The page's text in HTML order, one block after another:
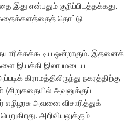
இது என்பதும் குறிப்பிடத்தக்கது.
கதைக்களத்தைத் தொட்டு
ஒன்றாகும். இதனைக்
இயக்கி இலாபமடைய
கிராமத்திலிருந்து நகரத்திற்கு
அவனுக்குப்
அவனை விசாரித்துக்
அறிவியலுக்கும்